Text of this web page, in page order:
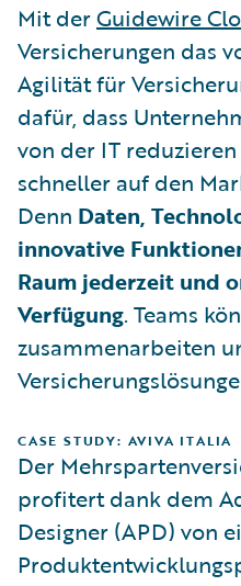
Mit derGuidewire
Versicherungen das
Agilität für
dafür, dass
von der IT
schneller auf den
Denn Daten,
innovative
Raum jederzeit und
Verfügung. Teams
zusammenarbeiten
CASE STUDY: AVIVA ITALIA
Der
profitert dank dem
Designer (APD) von